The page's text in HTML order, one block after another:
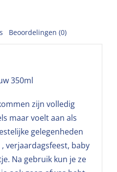
Beoordelingen (0)
350ml
zijn volledig
maar voelt aan als
gelegenheden
verjaardagsfeest, baby
Na gebruik kun je ze